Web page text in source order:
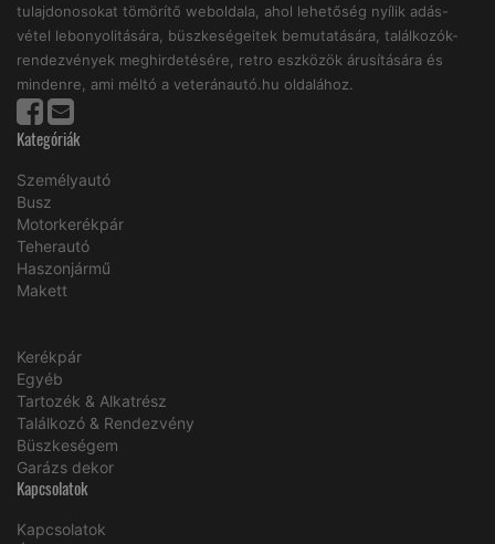
tulajdonosokat tömörítő weboldala, ahol lehetőség nyílik adás-
vétel lebonyolitására, büszkeségeitek bemutatására, találkozók-
rendezvények meghirdetésére, retro eszközök árusítására és
mindenre, ami méltó a veteránautó.hu oldalához.
Kategóriák
Személyautó
Busz
Motorkerékpár
Teherautó
Haszonjármű
Makett
Kerékpár
Egyéb
Tartozék & Alkatrész
Találkozó & Rendezvény
Büszkeségem
Garázs dekor
Kapcsolatok
Kapcsolatok